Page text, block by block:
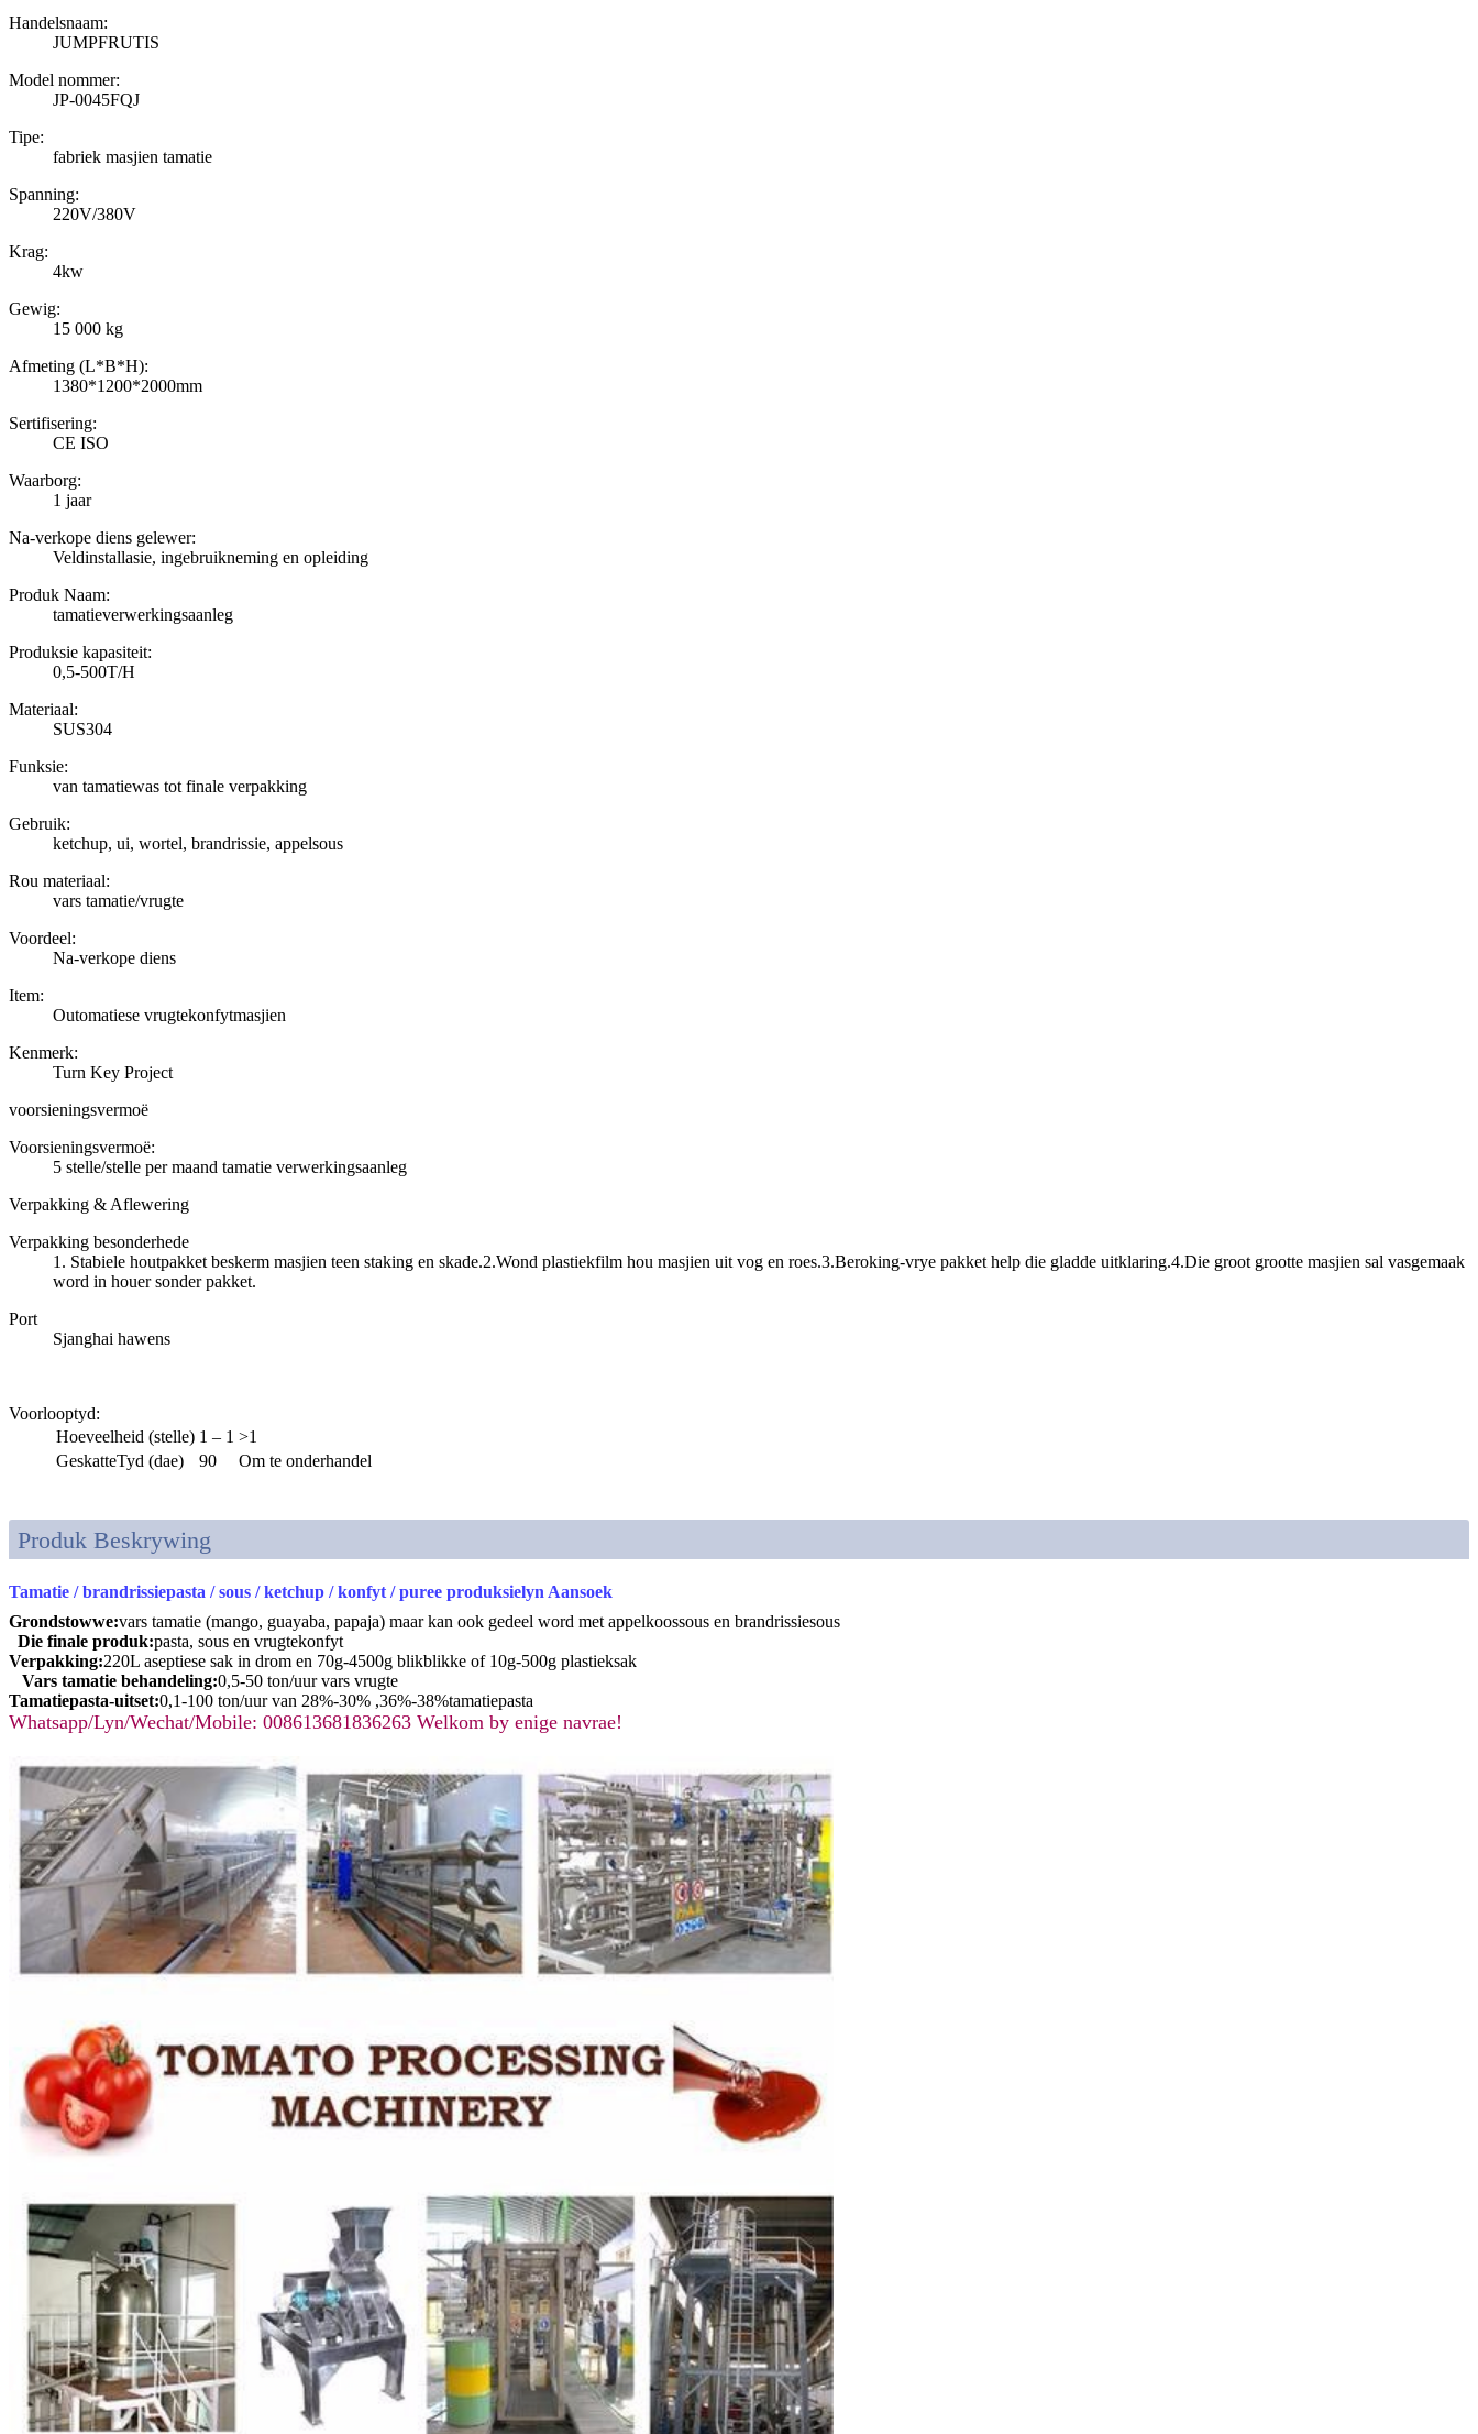
Handelsnaam:
JUMPFRUTIS
Model nommer:
JP-0045FQJ
Tipe:
fabriek masjien tamatie
Spanning:
220V/380V
Krag:
4kw
Gewig:
15 000 kg
Afmeting (L*B*H):
1380*1200*2000mm
Sertifisering:
CE ISO
Waarborg:
1 jaar
Na-verkope diens gelewer:
Veldinstallasie, ingebruikneming en opleiding
Produk Naam:
tamatieverwerkingsaanleg
Produksie kapasiteit:
0,5-500T/H
Materiaal:
SUS304
Funksie:
van tamatiewas tot finale verpakking
Gebruik:
ketchup, ui, wortel, brandrissie, appelsous
Rou materiaal:
vars tamatie/vrugte
Voordeel:
Na-verkope diens
Item:
Outomatiese vrugtekonfytmasjien
Kenmerk:
Turn Key Project
voorsieningsvermoë
Voorsieningsvermoë:
5 stelle/stelle per maand tamatie verwerkingsaanleg
Verpakking & Aflewering
Verpakking besonderhede
1. Stabiele houtpakket beskerm masjien teen staking en skade.2.Wond plastiekfilm hou masjien uit vog en roes.3.Beroking-vrye pakket help die gladde uitklaring.4.Die groot grootte masjien sal vasgemaak
word in houer sonder pakket.
Port
Sjanghai hawens
Voorlooptyd:
Hoeveelheid (stelle) 1 – 1 >1
GeskatteTyd (dae)
90 Om te onderhandel
Produk Beskrywing
Tamatie / brandrissiepasta / sous / ketchup / konfyt / puree produksielyn Aansoek
Grondstowwe:vars tamatie (mango, guayaba, papaja) maar kan ook gedeel word met appelkoossous en brandrissiesous
Die finale produk:pasta, sous en vrugtekonfyt
Verpakking:220L aseptiese sak in drom en 70g-4500g blikblikke of 10g-500g plastieksak
Vars tamatie behandeling:0,5-50 ton/uur vars vrugte
Tamatiepasta-uitset:0,1-100 ton/uur van 28%-30% ,36%-38%tamatiepasta
Whatsapp/Lyn/Wechat/Mobile: 008613681836263 Welkom by enige navrae!